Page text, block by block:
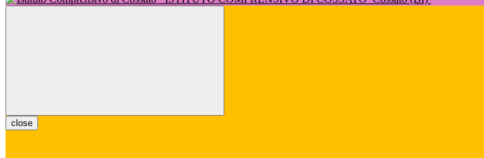
close